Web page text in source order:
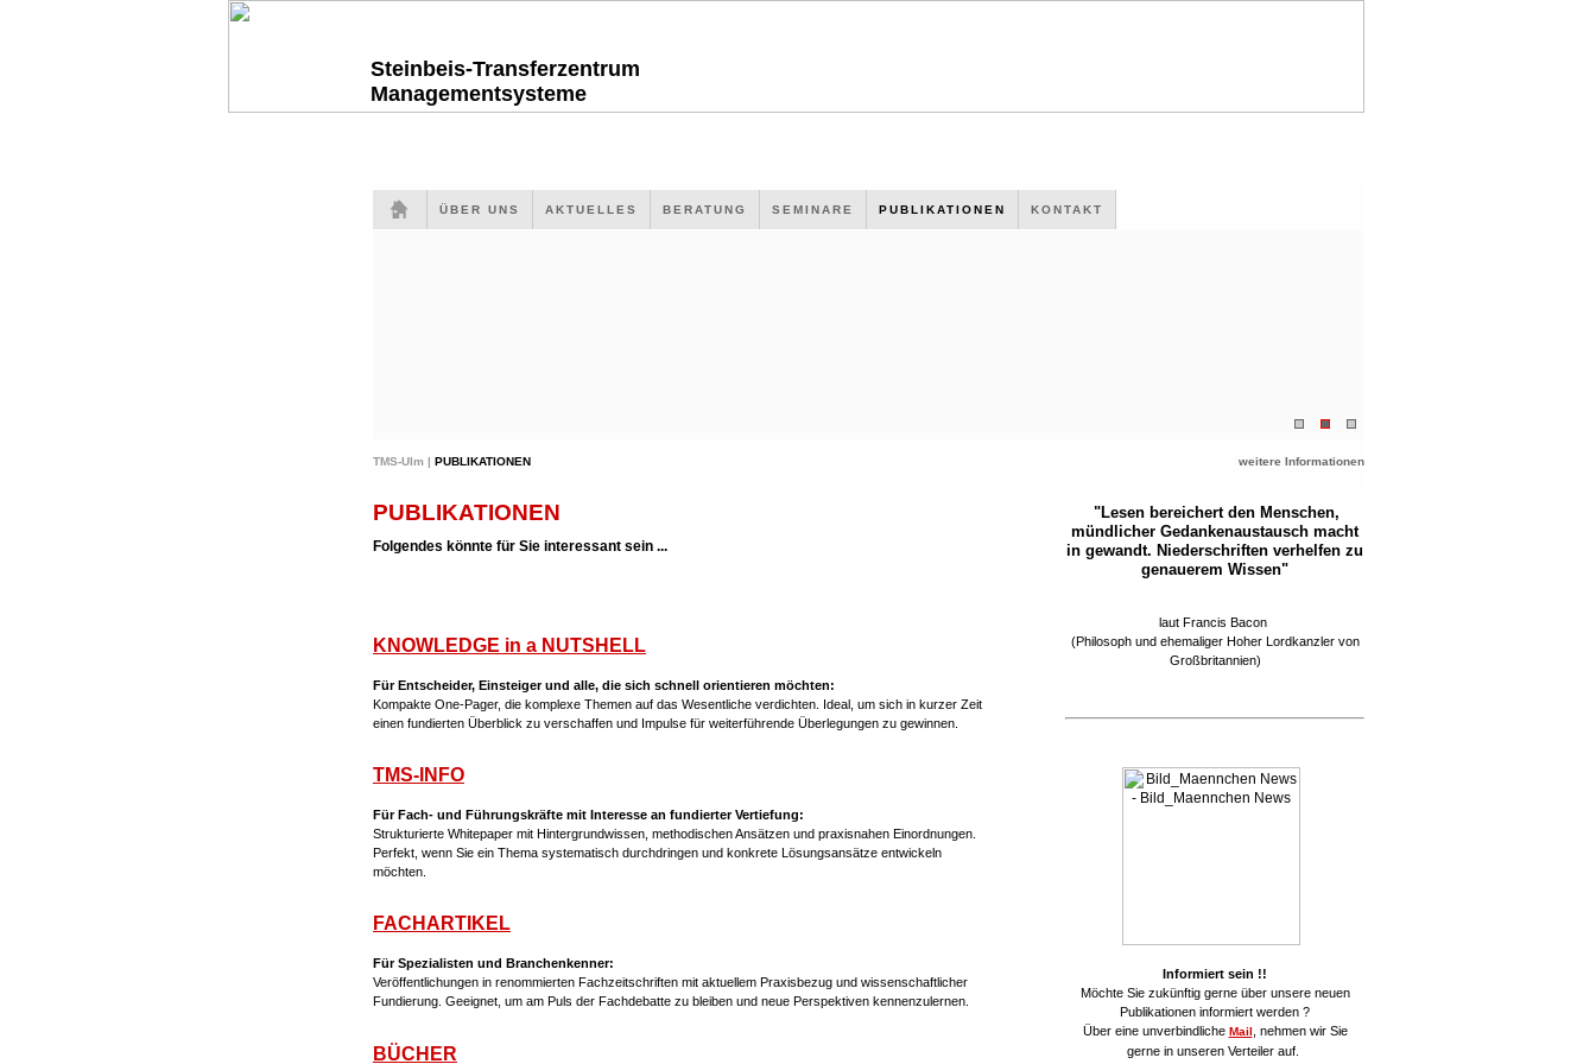
Steinbeis-Transferzentrum
Managementsysteme
ÜBER UNS AKTUELLES BERATUNG SEMINARE PUBLIKATIONEN KONTAKT
TMS-Ulm | PUBLIKATIONEN weitere Informationen
PUBLIKATIONEN
Folgendes könnte für Sie interessant sein ...
KNOWLEDGE in a NUTSHELL
Für Entscheider, Einsteiger und alle, die sich schnell orientieren möchten:
Kompakte One-Pager, die komplexe Themen auf das Wesentliche verdichten. Ideal, um sich in kurzer Zeit
einen fundierten Überblick zu verschaffen und Impulse für weiterführende Überlegungen zu gewinnen.
TMS-INFO
Für Fach- und Führungskräfte mit Interesse an fundierter Vertiefung:
Strukturierte Whitepaper mit Hintergrundwissen, methodischen Ansätzen und praxisnahen Einordnungen.
Perfekt, wenn Sie ein Thema systematisch durchdringen und konkrete Lösungsansätze entwickeln
möchten.
FACHARTIKEL
Für Spezialisten und Branchenkenner:
Veröffentlichungen in renommierten Fachzeitschriften mit aktuellem Praxisbezug und wissenschaftlicher
Fundierung. Geeignet, um am Puls der Fachdebatte zu bleiben und neue Perspektiven kennenzulernen.
BÜCHER
"Lesen bereichert den Menschen,
mündlicher Gedankenaustausch macht
in gewandt. Niederschriften verhelfen zu
genauerem Wissen"
laut Francis Bacon
(Philosoph und ehemaliger Hoher Lordkanzler von
Großbritannien)
Informiert sein !!
Möchte Sie zukünftig gerne über unsere neuen
Publikationen informiert werden ?
Über eine unverbindliche Mail , nehmen wir Sie
gerne in unseren Verteiler auf.